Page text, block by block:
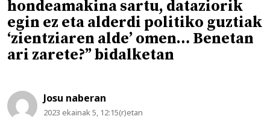
hondeamakina sartu, dataziorik
egin ez eta alderdi politiko guztiak
‘zientziaren alde’ omen… Benetan
ari zarete?” bidalketan
Josu naberan
2023 ekainak 5, 12:15(r)etan